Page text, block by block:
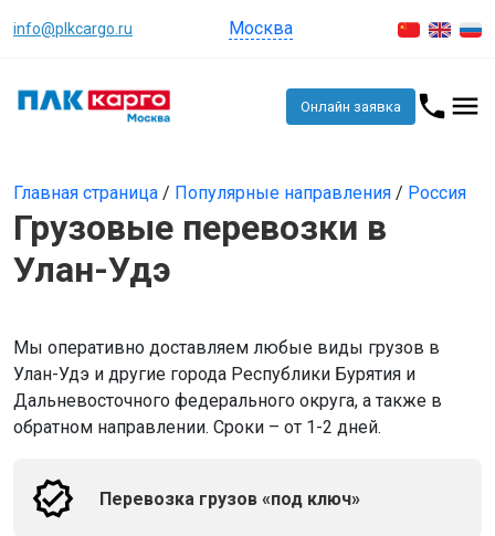
info@plkcargo.ru Москва
Онлайн заявка
Главная страница / Популярные направления / Россия
Грузовые перевозки в
Улан-Удэ
Мы оперативно доставляем любые виды грузов в
Улан-Удэ и другие города Республики Бурятия и
Дальневосточного федерального округа, а также в
обратном направлении. Сроки – от 1-2 дней.
Перевозка грузов «под ключ»